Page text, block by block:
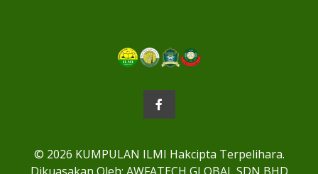
© 2026 KUMPULAN ILMI Hakcipta Terpelihara.